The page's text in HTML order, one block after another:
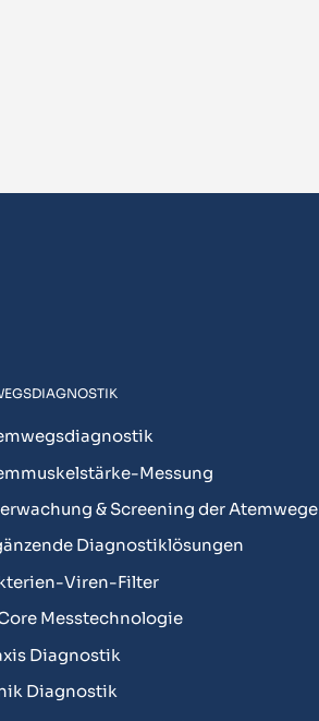
Messung
& Screening der Atemwege
Diagnostiklösungen
Viren-Filter
Messtechnologie
Diagnostik
Diagnostik